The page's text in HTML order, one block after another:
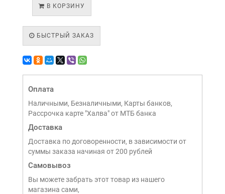
В КОРЗИНУ
БЫСТРЫЙ ЗАКАЗ
Оплата
Наличными, Безналичными, Карты банков,
Рассрочка карте "Халва" от МТБ банка
Доставка
Доставка по договоренности, в зависимости от
суммы заказа начиная от 200 рублей
Самовывоз
Вы можете забрать этот товар из нашего
магазина сами,